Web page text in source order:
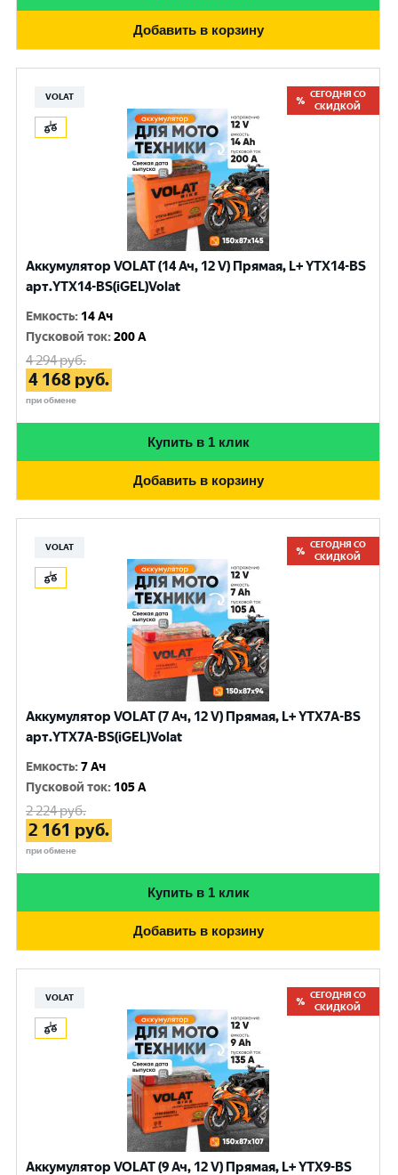
Добавить в корзину
VOLAT
СЕГОДНЯ СО
СКИДКОЙ
Аккумулятор VOLAT (14 Ач, 12 V) Прямая, L+ YTX14-BS
арт.YTX14-BS(iGEL)Volat
Емкость: 14 Ач
Пусковой ток:200 A
4 294руб.
4 168 руб.
при обмене
Купить в 1 клик
Добавить в корзину
VOLAT
СЕГОДНЯ СО
СКИДКОЙ
Аккумулятор VOLAT (7 Ач, 12 V) Прямая, L+ YTX7A-BS
арт.YTX7A-BS(iGEL)Volat
Емкость:7 Ач
Пусковой ток: 105 A
2 224руб.
2 161 руб.
при обмене
Купить в 1 клик
Добавить в корзину
VOLAT
СЕГОДНЯ СО
СКИДКОЙ
Аккумулятор VOLAT (9 Ач, 12 V) Прямая, L+ YTX9-BS